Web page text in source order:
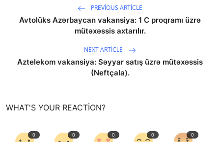
PREVIOUS ARTICLE
Avtolüks Azərbaycan vakansiya: 1 C proqramı üzrə
mütəxəssis axtarılır.
NEXT ARTICLE
Aztelekom vakansiya: Səyyar satış üzrə mütəxəssis
(Neftçala).
WHAT'S YOUR REACTION?
0 0 0 0 0